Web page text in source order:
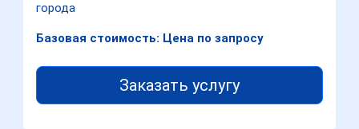
города
Базовая стоимость: Цена по запросу
Заказать услугу